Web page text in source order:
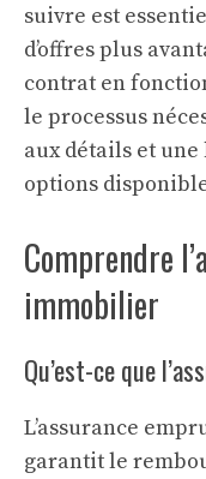
suivre est
d’offres plus
contrat en
le processus
aux détails et une
options
Comprendre
immobilier
Qu’est-ce que
L’assurance
garantit le